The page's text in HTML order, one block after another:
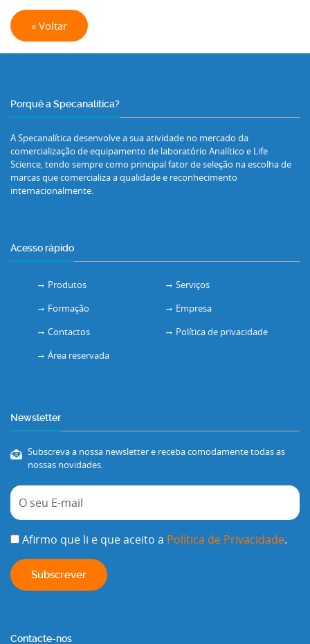
« Voltar
Porquê a Specanalítica?
A Specanalítica desenvolve a sua atividade no mercado da
comercialização de equipamento de laboratório Analítico e Life
Science, tendo sempre como principal fator de seleção na escolha de
marcas que comercializa a qualidade e reconhecimento
internacionalmente.
Acesso rápido
Produtos
Serviços
Formação
Empresa
Contactos
Política de privacidade
Área reservada
Newsletter
Subscreva a nossa newsletter e receba comodamente todas as
nossas novidades.
Afirmo que li e que aceito a Política de Privacidade.
Contacte-nos